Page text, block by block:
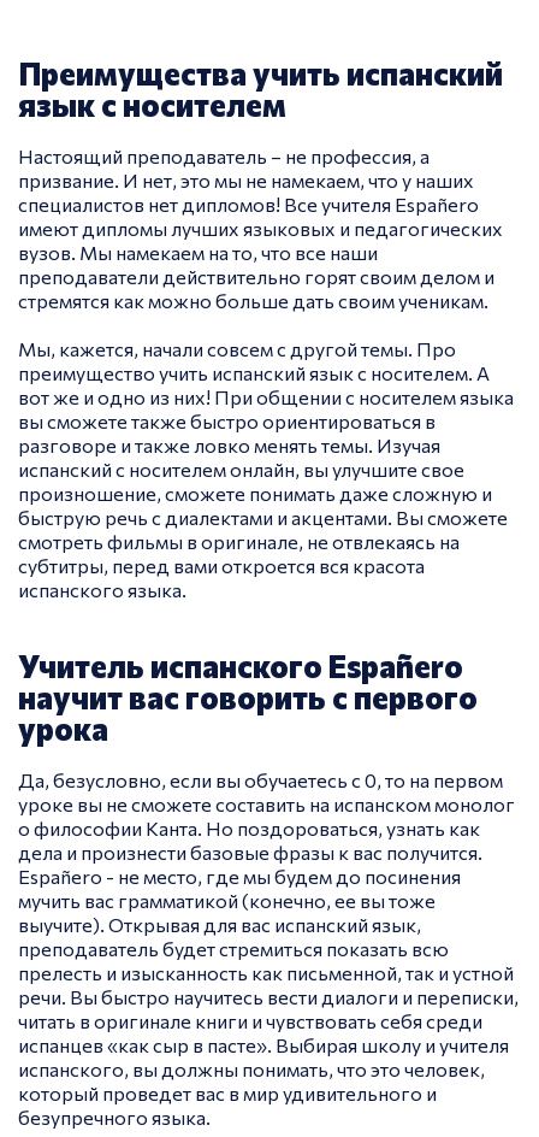
Преимущества учить испанский
язык с носителем
Настоящий преподаватель – не профессия, а
призвание. И нет, это мы не намекаем, что у наших
специалистов нет дипломов! Все учителя Españero
имеют дипломы лучших языковых и педагогических
вузов. Мы намекаем на то, что все наши
преподаватели действительно горят своим делом и
стремятся как можно больше дать своим ученикам.
Мы, кажется, начали совсем с другой темы. Про
преимущество учить испанский язык с носителем. А
вот же и одно из них! При общении с носителем языка
вы сможете также быстро ориентироваться в
разговоре и также ловко менять темы. Изучая
испанский с носителем онлайн, вы улучшите свое
произношение, сможете понимать даже сложную и
быструю речь с диалектами и акцентами. Вы сможете
смотреть фильмы в оригинале, не отвлекаясь на
субтитры, перед вами откроется вся красота
испанского языка.
Учитель испанского Españero
научит вас говорить с первого
урока
Да, безусловно, если вы обучаетесь с 0, то на первом
уроке вы не сможете составить на испанском монолог
о философии Канта. Но поздороваться, узнать как
дела и произнести базовые фразы к вас получится.
Españero - не место, где мы будем до посинения
мучить вас грамматикой (конечно, ее вы тоже
выучите). Открывая для вас испанский язык,
преподаватель будет стремиться показать всю
прелесть и изысканность как письменной, так и устной
речи. Вы быстро научитесь вести диалоги и переписки,
читать в оригинале книги и чувствовать себя среди
испанцев «как сыр в пасте». Выбирая школу и учителя
испанского, вы должны понимать, что это человек,
который проведет вас в мир удивительного и
безупречного языка.